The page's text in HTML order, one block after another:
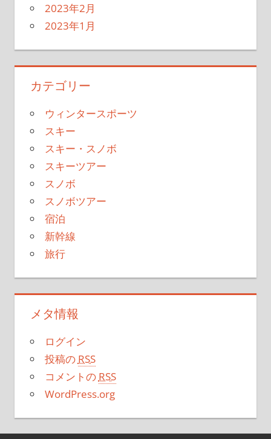
2023年2月
2023年1月
カテゴリー
ウィンタースポーツ
スキー
スキー・スノボ
スキーツアー
スノボ
スノボツアー
宿泊
新幹線
旅行
メタ情報
ログイン
投稿の RSS
コメントの RSS
WordPress.org